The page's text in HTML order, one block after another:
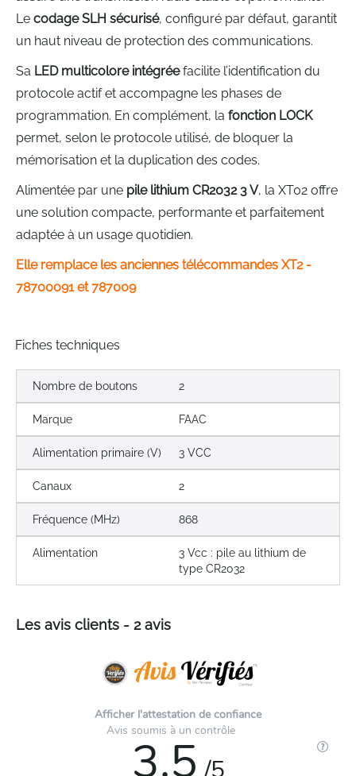
Le codage SLH sécurisé, configuré par défaut, garantit
un haut niveau de protection des communications.
Sa LED multicolore intégréefacilite l’identification du
protocole actif et accompagne les phases de
programmation. En complément, la fonction LOCK
permet, selon le protocole utilisé, de bloquer la
mémorisation et la duplication des codes.
Alimentée par une pile lithium CR2032 3 V, la XT02 offre
une solution compacte, performante et parfaitement
adaptée à un usage quotidien.
Elle remplace les anciennes télécommandes XT2 -
78700091 et 787009
Fiches techniques
Nombre de boutons 2
Marque FAAC
Alimentation primaire (V) 3 VCC
Canaux 2
Fréquence (MHz) 868
Alimentation
3 Vcc : pile au lithium de
type CR2032
Les avis clients - 2 avis
Afficher l'attestation de confiance
Avis soumis à un contrôle
3.5